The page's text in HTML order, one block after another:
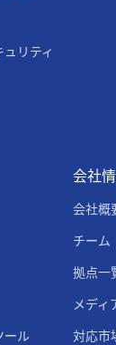
リティ
ール
会社
会社概
チーム
拠点一
メディ
対応市